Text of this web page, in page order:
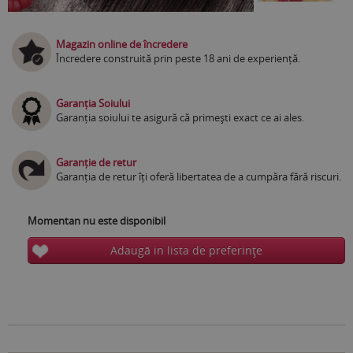
Magazin online de încredere
Încredere construită prin peste 18 ani de experiență.
Garanția Soiului
Garanția soiului te asigură că primești exact ce ai ales.
Garanție de retur
Garanția de retur îți oferă libertatea de a cumpăra fără riscuri.
Momentan nu este disponibil
Adaugă in lista de preferinţe